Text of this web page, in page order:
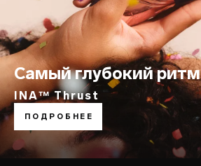
Самый глубокий ритм
INA™ Thrust
ПОДРОБНЕЕ